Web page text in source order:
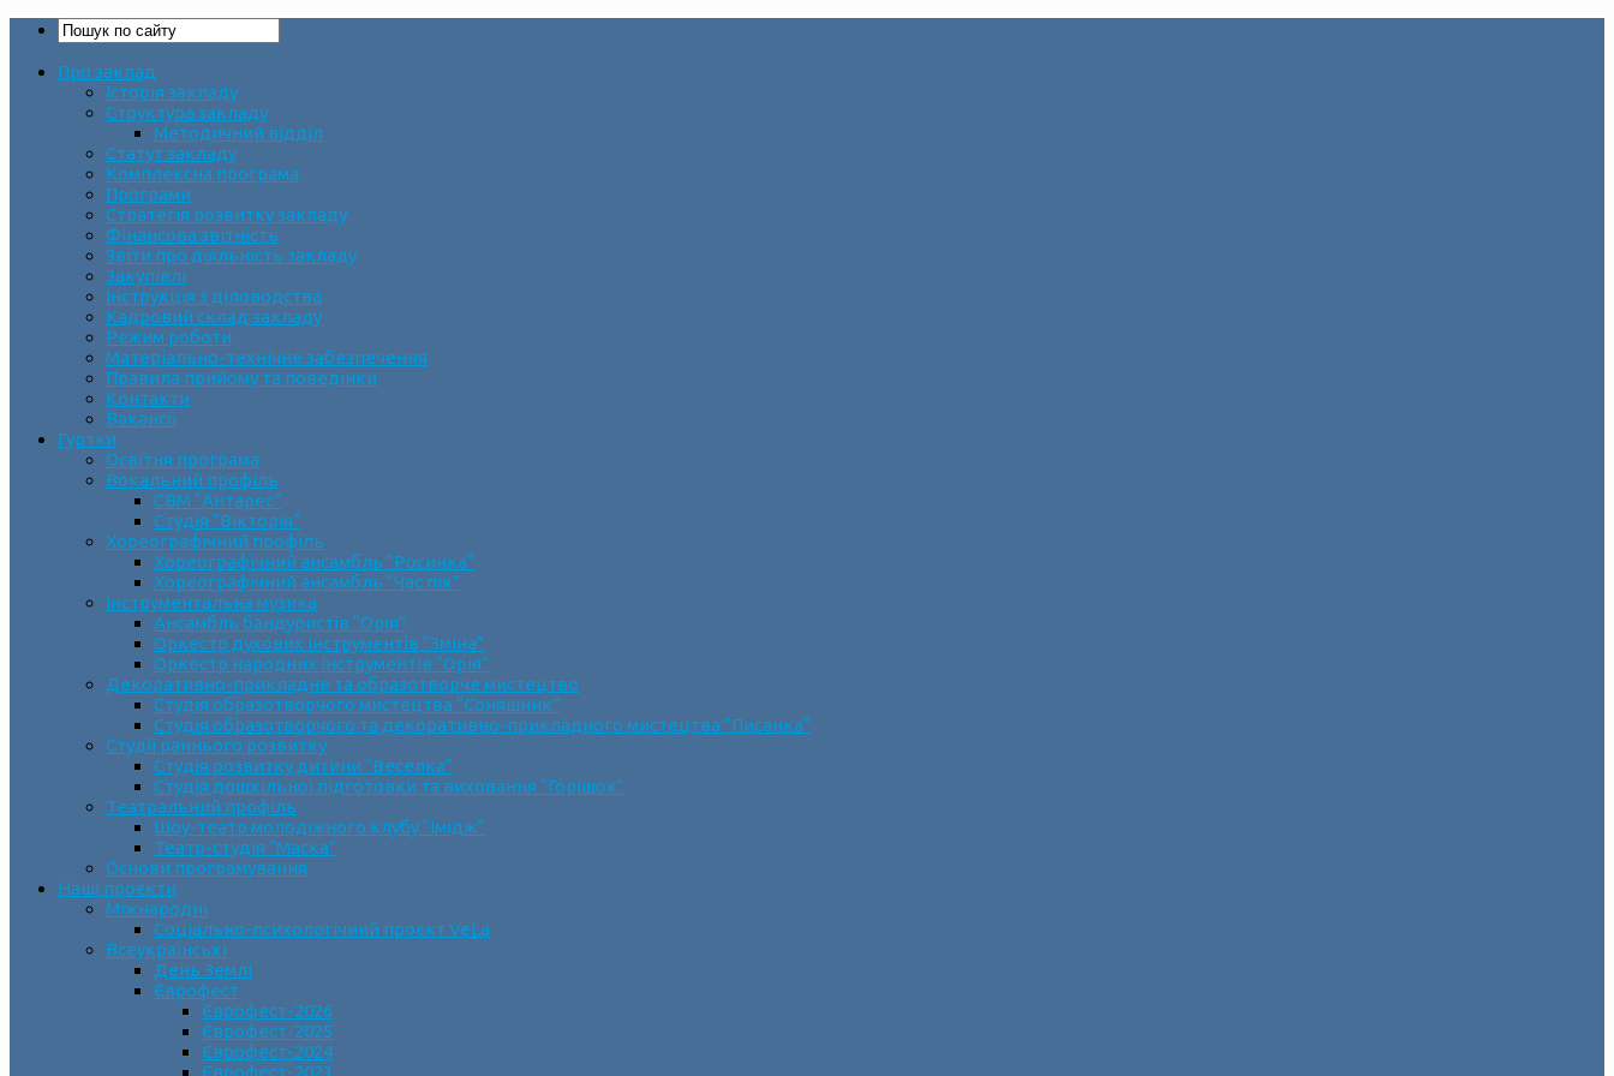
Про заклад
Історія закладу
Структура закладу
Методичний відділ
Статут закладу
Комплексна програма
Програми
Стратегія розвитку закладу
Фінансова звітність
Звіти про діяльність закладу
Закупівлі
Інструкція з діловодства
Кадровий склад закладу
Режим роботи
Матеріально-технічне забезпечення
Правила прийому та поведінки
Контакти
Вакансії
Гуртки
Освітня програма
Вокальний профіль
СВМ “Антарес”
Студія “Вікторія”
Хореографічний профіль
Хореографічний ансамбль “Росинка”
Хореографічний ансамбль “Час пік”
Інструментальна музика
Ансамбль бандуристів “Орія”
Оркестр духових інструментів “Зміна”
Оркестр народних інструментів “Орія”
Декоративно-прикладне та образотворче мистецтво
Cтудія образотворчого мистецтва “Соняшник”
Студія образотворчого та декоративно-прикладного мистецтва “Писанка”
Студії раннього розвитку
Студія розвитку дитини “Веселка”
Студія дошкільної підготовки та виховання “Горішок”
Театральний профіль
Шоу-театр молодіжного клубу “Імідж”
Театр-студія “Маска”
Основи програмування
Наші проєкти
Міжнародні
Соціально-психологічний проєкт VeLa
Всеукраїнські
День Землі
Єврофест
Єврофест-2026
Єврофест-2025
Єврофест-2024
Єврофест-2023